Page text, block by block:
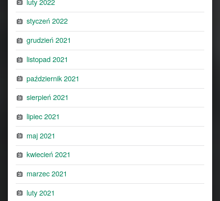
styczeń 2022
grudzień 2021
listopad 2021
październik 2021
sierpień 2021
lipiec 2021
maj 2021
kwiecień 2021
marzec 2021
luty 2021